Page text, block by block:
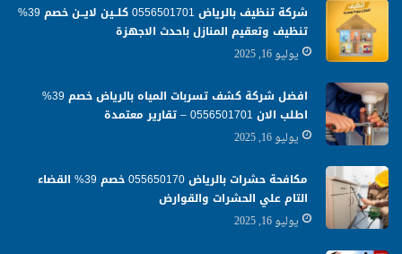
شركة تنظيف بالرياض 0556501701 كلــين لايــن خصم 39%
تنظيف وتعقيم المنازل باحدث الاجهزة
يوليو 16, 2025
افضل شركة كشف تسربات المياه بالرياض خصم 39%
اطلب الان 0556501701‬‏ – تقارير معتمدة
يوليو 16, 2025
مكافحة حشرات بالرياض 055650170 خصم 39% القضاء
التام علي الحشرات والقوارض
يوليو 16, 2025